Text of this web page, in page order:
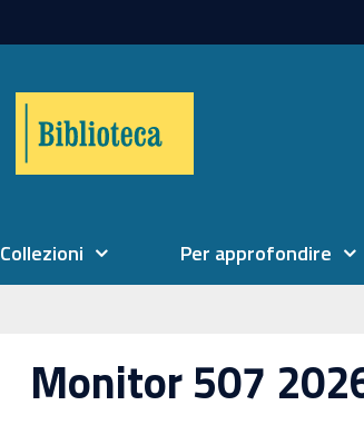
Collezioni Per approfondire
Monitor 507